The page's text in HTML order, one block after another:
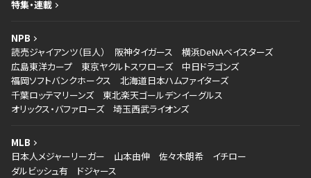
特集・連載
NPB
読売ジャイアンツ（巨人）
阪神タイガース
横浜DeNAベイスターズ
広島東洋カープ
東京ヤクルトスワローズ
中日ドラゴンズ
福岡ソフトバンクホークス
北海道日本ハムファイターズ
千葉ロッテマリーンズ
東北楽天ゴールデンイーグルス
オリックス・バファローズ
埼玉西武ライオンズ
MLB
日本人メジャーリーガー
山本由伸 佐々木朗希
イチロー
ダルビッシュ有
ドジャース